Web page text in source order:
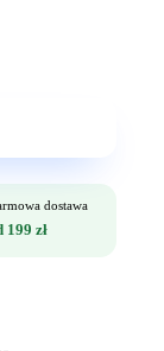
dostawa
199 zł